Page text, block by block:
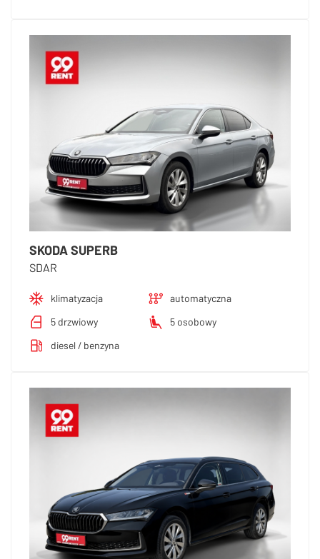
SKODA SUPERB
SDAR
klimatyzacja
automatyczna
5 drzwiowy
5 osobowy
diesel / benzyna